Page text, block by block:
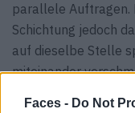
Faces - Do Not
parallele Auftragen.
Schichtung jedoch
auf dieselbe Stelle
miteinander